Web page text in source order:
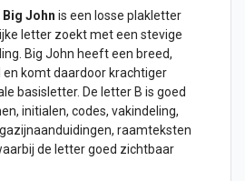
John is een losse plakletter
letter zoekt met een stevige
Big John heeft een breed,
komt daardoor krachtiger
basisletter. De letter B is goed
initialen, codes, vakindeling,
raamteksten
de letter goed zichtbaar